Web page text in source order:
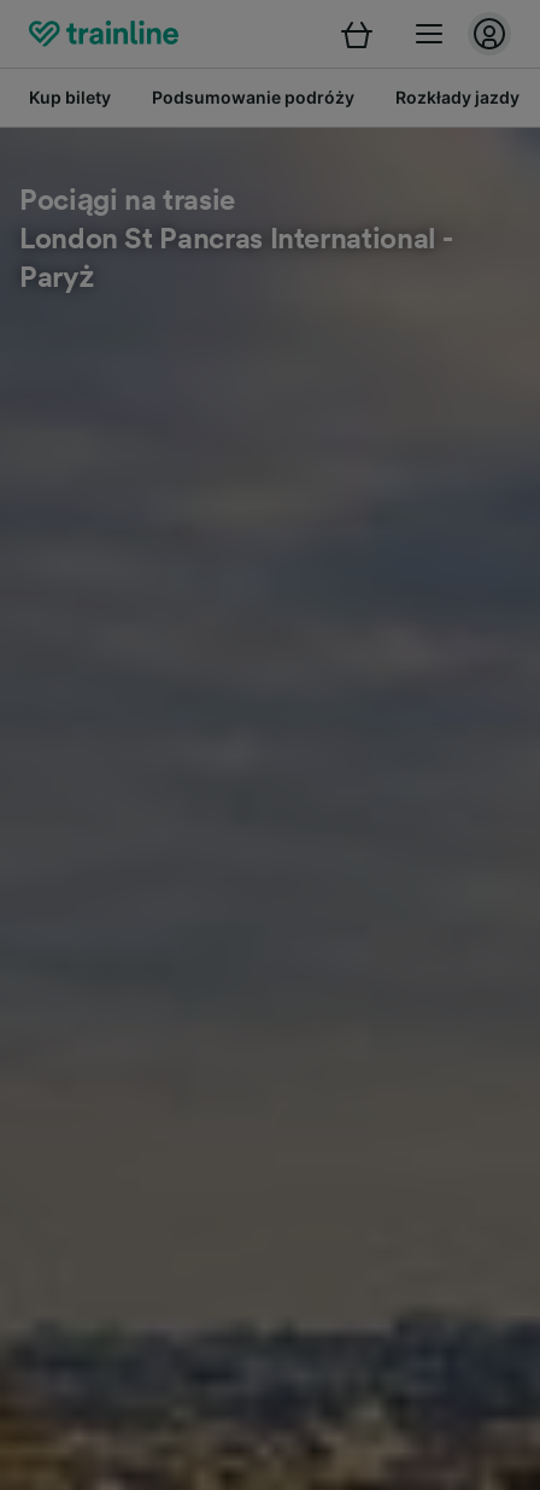
Kup bilety Podsumowanie podróży Rozkłady jazdy
Pociągi na trasie
London St Pancras International -
Paryż